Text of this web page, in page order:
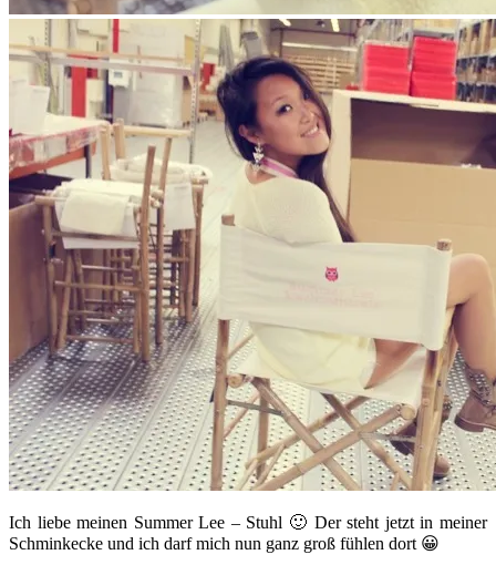
Ich liebe meinen Summer Lee – Stuhl 🙂 Der steht jetzt in meiner
Schminkecke und ich darf mich nun ganz groß fühlen dort 😀